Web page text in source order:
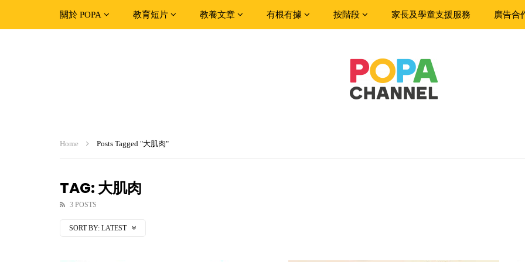
關於 POPA 教育短片 教養文章 有根有據 按階段 家長及學童支援服務 廣告合
Home Posts Tagged "大肌肉"
TAG: 大肌肉
3 POSTS
SORT BY: LATEST